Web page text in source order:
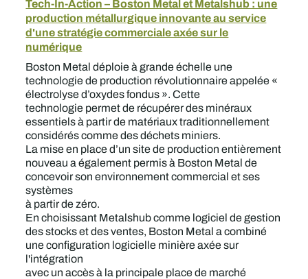
Tech-In-Action – Boston Metal et Metalshub : une
production métallurgique innovante au service
d'une stratégie commerciale axée sur le
numérique
Boston Metal déploie à grande échelle une
technologie de production révolutionnaire appelée «
électrolyse d’oxydes fondus ». Cette
technologie permet de récupérer des minéraux
essentiels à partir de matériaux traditionnellement
considérés comme des déchets miniers.
La mise en place d’un site de production entièrement
nouveau a également permis à Boston Metal de
concevoir son environnement commercial et ses
systèmes
à partir de zéro.
En choisissant Metalshub comme logiciel de gestion
des stocks et des ventes, Boston Metal a combiné
une configuration logicielle minière axée sur
l'intégration
avec un accès à la principale place de marché